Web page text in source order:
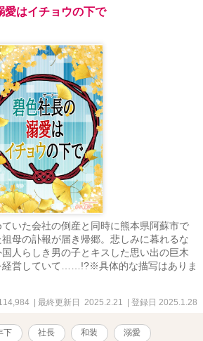
愛はイチョウの下で
いた会社の倒産と同時に熊本県阿蘇市で
母の訃報が届き帰郷。悲しみに暮れるな
人らしき男の子とキスした思い出の巨木
経営していて……!?※具体的な描写はありま
| 最終更新日 2025.2.21 | 登録日 2025.1.28
下 社長 和装 溺愛